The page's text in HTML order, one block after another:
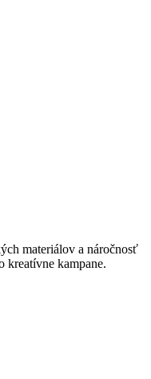
materiálov a náročnosť
kreatívne kampane.